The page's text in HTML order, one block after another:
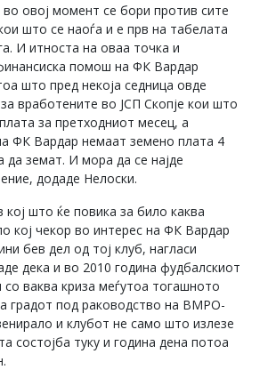
овој момент се бори против сите
што се наоѓа и е прв на табелата
И итноста на оваа точка и
помош на ФК Вардар
што пред некоја седница овде
вработените во ЈСП Скопје кои што
за претходниот месец, а
ФК Вардар немаат земено плата 4
да земат. И мора да се најде
додаде Нелоски.
што ќе повика за било каква
кој чекор во интерес на ФК Вардар
бев дел од тој клуб, нагласи
дека и во 2010 година фудбалскиот
со ваква криза меѓутоа тогашното
градот под раководство на ВМРО-
и клубот не само што излезе
состојба туку и година дена потоа